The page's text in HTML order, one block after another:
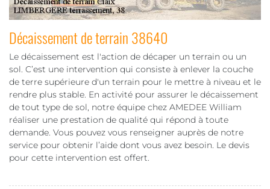
Décaissement de terrain 38640
Le décaissement est l'action de décaper un terrain ou un
sol. C’est une intervention qui consiste à enlever la couche
de terre supérieure d'un terrain pour le mettre à niveau et le
rendre plus stable. En activité pour assurer le décaissement
de tout type de sol, notre équipe chez AMEDEE William
réaliser une prestation de qualité qui répond à toute
demande. Vous pouvez vous renseigner auprès de notre
service pour obtenir l’aide dont vous avez besoin. Le devis
pour cette intervention est offert.